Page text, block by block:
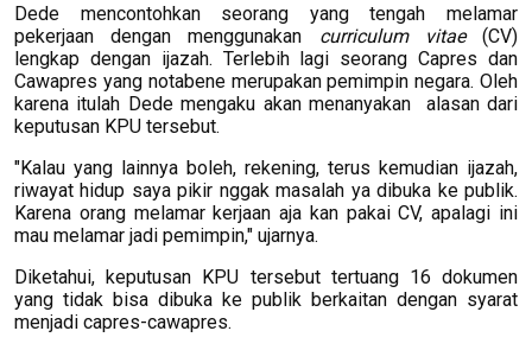
Dede mencontohkan seorang yang tengah melamar
pekerjaan dengan menggunakan curriculum vitae(CV)
lengkap dengan ijazah. Terlebih lagi seorang Capres dan
Cawapres yang notabene merupakan pemimpin negara. Oleh
karena itulah Dede mengaku akan menanyakan alasan dari
keputusan KPU tersebut.
"Kalau yang lainnya boleh, rekening, terus kemudian ijazah,
riwayat hidup saya pikir nggak masalah ya dibuka ke publik.
Karena orang melamar kerjaan aja kan pakai CV, apalagi ini
mau melamar jadi pemimpin," ujarnya.
Diketahui, keputusan KPU tersebut tertuang 16 dokumen
yang tidak bisa dibuka ke publik berkaitan dengan syarat
menjadi capres-cawapres.